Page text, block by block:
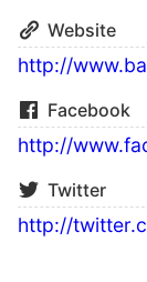
Website
http://
Facebook
http://
Twitter
http://